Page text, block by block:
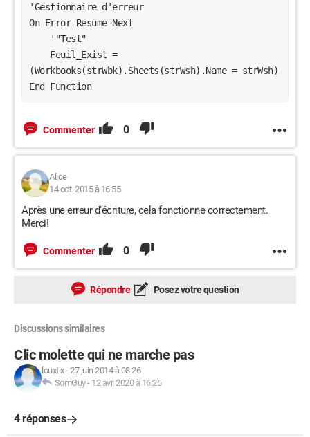
'Gestionnaire d'erreur
On Error Resume Next
(Workbooks(strWbk).Sheets(strWsh).Name = strWsh)
End Function
Commenter 0
Alice
14 oct. 2015 à 16:55
Après une erreur d'écriture, cela fonctionne correctement.
Merci!
Commenter 0
Répondre Posez votre question
Discussions similaires
Clic molette qui ne marche pas
louxtix-27 juin 2014 à 08:26
SomGuy- 12 avr. 2020 à 16:26
4 réponses